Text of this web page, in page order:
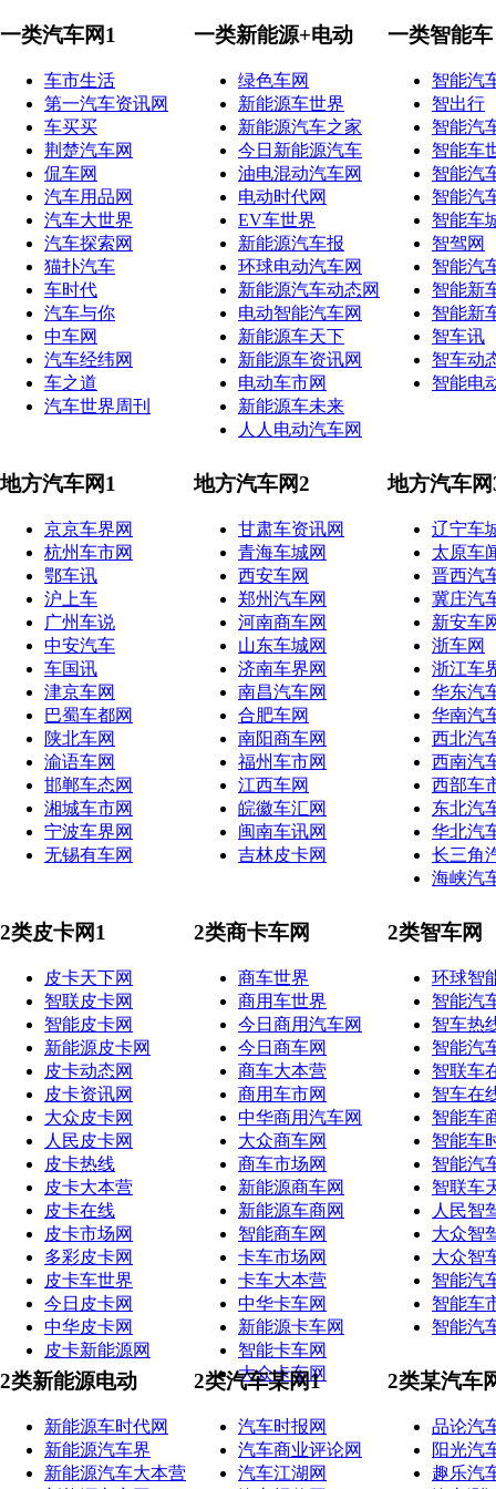
一类汽车网1
车市生活
第一汽车资讯网
车买买
荆楚汽车网
侃车网
汽车用品网
汽车大世界
汽车探索网
猫扑汽车
车时代
汽车与你
中车网
汽车经纬网
车之道
汽车世界周刊
一类新能源+电动
绿色车网
新能源车世界
新能源汽车之家
今日新能源汽车
油电混动汽车网
电动时代网
EV车世界
新能源汽车报
环球电动汽车网
新能源汽车动态网
电动智能汽车网
新能源车天下
新能源车资讯网
电动车市网
新能源车未来
人人电动汽车网
一类智能车
智能汽
智出行
智能汽
智能车
智能汽
智能汽
智能车
智驾网
智能汽
智能新
智能新
智车讯
智车动
智能电
地方汽车网1
京京车界网
杭州车市网
鄂车讯
沪上车
广州车说
中安汽车
车国讯
津京车网
巴蜀车都网
陕北车网
渝语车网
邯郸车态网
湘城车市网
宁波车界网
无锡有车网
地方汽车网2
甘肃车资讯网
青海车城网
西安车网
郑州汽车网
河南商车网
山东车城网
济南车界网
南昌汽车网
合肥车网
南阳商车网
福州车市网
江西车网
皖徽车汇网
闽南车讯网
吉林皮卡网
地方汽车网
辽宁车
太原车
晋西汽
冀庄汽
新安车
浙车网
浙江车
华东汽
华南汽
西北汽
西南汽
西部车
东北汽
华北汽
长三角
海峡汽
2类皮卡网1
皮卡天下网
智联皮卡网
智能皮卡网
新能源皮卡网
皮卡动态网
皮卡资讯网
大众皮卡网
人民皮卡网
皮卡热线
皮卡大本营
皮卡在线
皮卡市场网
多彩皮卡网
皮卡车世界
今日皮卡网
中华皮卡网
皮卡新能源网
2类商卡车网
商车世界
商用车世界
今日商用汽车网
今日商车网
商车大本营
商用车市网
中华商用汽车网
大众商车网
商车市场网
新能源商车网
新能源车商网
智能商车网
卡车市场网
卡车大本营
中华卡车网
新能源卡车网
智能卡车网
大众卡车网
2类智车网
环球智
智能汽
智车热
智能汽
智联车
智车在
智能车
智能车
智能汽
智联车
人民智
大众智
大众智
智能汽
智能车
智能汽
2类新能源电动
新能源车时代网
新能源汽车界
新能源汽车大本营
2类汽车某网1
汽车时报网
汽车商业评论网
汽车江湖网
2类某汽车
品论汽
阳光汽
趣乐汽